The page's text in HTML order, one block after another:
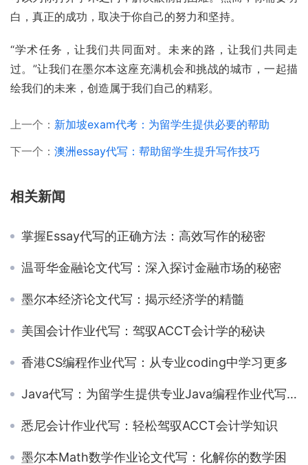
白，真正的成功，取决于你自己的努力和坚持。
“学术任务，让我们共同面对。未来的路，让我们共同走
过。”让我们在墨尔本这座充满机会和挑战的城市，一起描
绘我们的未来，创造属于我们自己的精彩。
上一个： 新加坡exam代考：为留学生提供必要的帮助
下一个： 澳洲essay代写：帮助留学生提升写作技巧
相关新闻
掌握Essay代写的正确方法：高效写作的秘密
温哥华金融论文代写：深入探讨金融市场的秘密
墨尔本经济论文代写：揭示经济学的精髓
美国会计作业代写：驾驭ACCT会计学的秘诀
香港CS编程作业代写：从专业coding中学习更多
Java代写：为留学生提供专业Java编程作业代写服务
悉尼会计作业代写：轻松驾驭ACCT会计学知识
墨尔本Math数学作业论文代写：化解你的数学困